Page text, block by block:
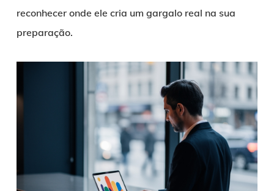
reconhecer onde ele cria um gargalo real na sua
preparação.